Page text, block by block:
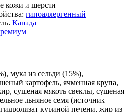
кожи и шерсти
гипоаллергенный
Канада
мука из сельди (15%),
картофель, ячменная крупа,
сушеная мякоть свеклы, сушеная
льняное семя (источник
куриной печени, жир из